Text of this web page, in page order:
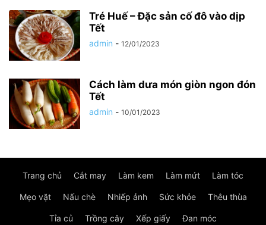
Tré Huế – Đặc sản cố đô vào dịp
Tết
admin - 12/01/2023
Cách làm dưa món giòn ngon đón
Tết
admin - 10/01/2023
Trang chủ Cắt may Làm kem Làm mứt Làm tóc
Mẹo vặt Nấu chè Nhiếp ảnh Sức khỏe Thêu thùa
Tỉa củ Trồng cây Xếp giấy Đan móc